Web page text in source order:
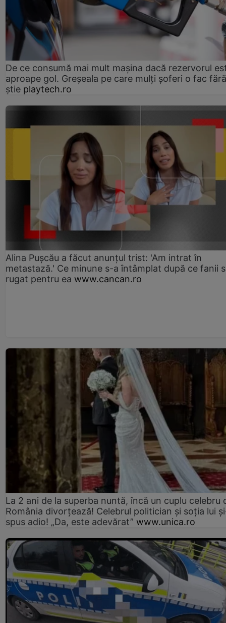
De ce consumă mai mult mașina dacă rezervorul
aproape gol. Greșeala pe care mulți șoferi o fac
știe playtech.ro
Alina Pușcău a făcut anunțul trist: 'Am intrat în
metastază.' Ce minune s-a întâmplat după ce fanii
rugat pentru ea www.cancan.ro
La 2 ani de la superba nuntă, încă un cuplu celebru
România divorțează! Celebrul politician și soția lui
spus adio! „Da, este adevărat” www.unica.ro